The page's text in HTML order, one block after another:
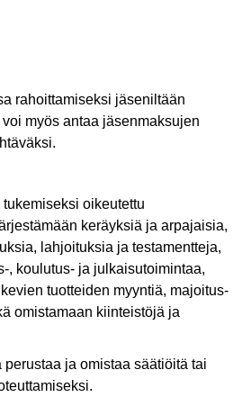
rahoittamiseksi jäseniltään
myös antaa jäsenmaksujen
oikeutettu
keräyksiä ja arpajaisia,
lahjoituksia ja testamentteja,
, koulutus- ja julkaisutoimintaa,
tuotteiden myyntiä, majoitus-
omistamaan kiinteistöjä ja
ja omistaa säätiöitä tai